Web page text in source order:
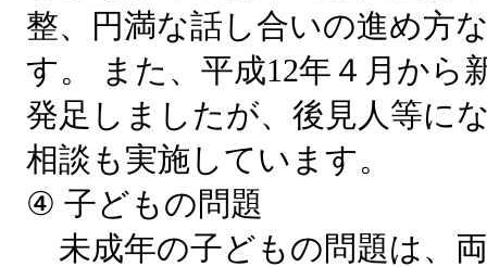
整、円満な話し合いの進め方
す。 また、平成12年４月から
発足しましたが、後見人等に
相談も実施しています。
④ 子どもの問題
未成年の子どもの問題は、